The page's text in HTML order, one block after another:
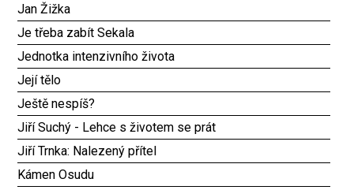
Jan Žižka
Je třeba zabít Sekala
Jednotka intenzivního života
Její tělo
Ještě nespíš?
Jiří Suchý - Lehce s životem se prát
Jiří Trnka: Nalezený přítel
Kámen Osudu